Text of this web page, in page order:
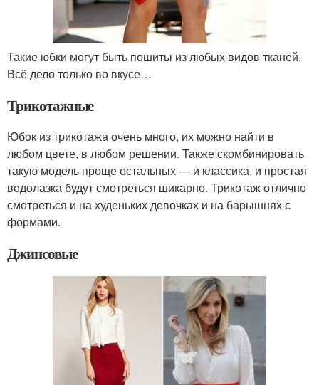
Такие юбки могут быть пошиты из любых видов тканей.
Всё дело только во вкусе…
Трикотажные
Юбок из трикотажа очень много, их можно найти в
любом цвете, в любом решении. Также скомбинировать
такую модель проще остальных — и классика, и простая
водолазка будут смотреться шикарно. Трикотаж отлично
смотреться и на худеньких девочках и на барышнях с
формами.
Джинсовые